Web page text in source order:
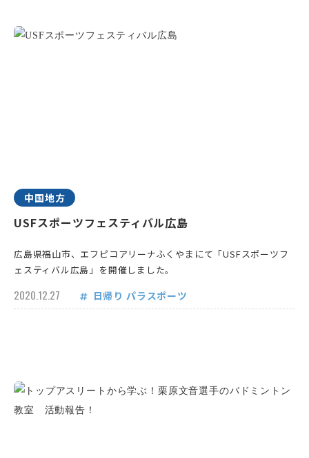
中国地方
USFスポーツフェスティバル広島
広島県福山市、エフピコアリーナふくやまにて「USFスポーツフ
ェスティバル広島」を開催しました。
2020.12.27 日帰り パラスポーツ